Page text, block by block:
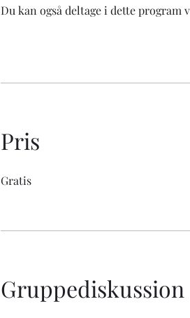
Du kan også deltage i dette program
Pris
Gratis
Gruppediskussion